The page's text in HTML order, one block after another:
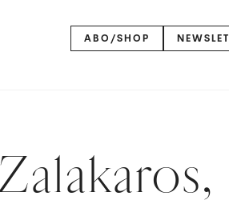
ABO/SHOP